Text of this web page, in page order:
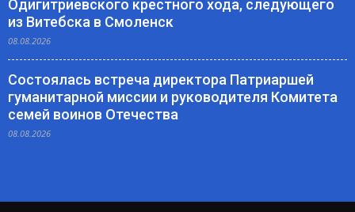
Одигитриевского крестного хода, следующего
из Витебска в Смоленск
08.08.2026
Состоялась встреча директора Патриаршей
гуманитарной миссии и руководителя Комитета
семей воинов Отечества
08.08.2026